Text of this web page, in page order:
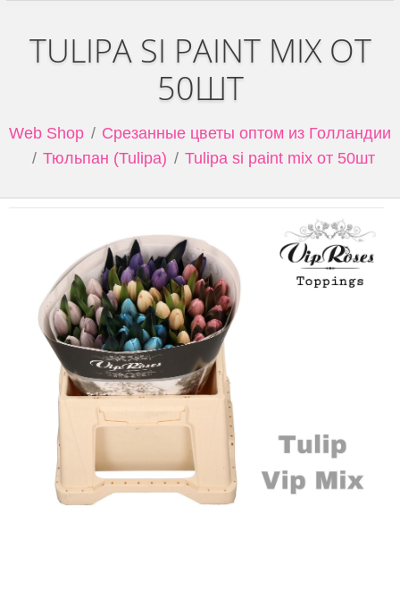
TULIPA SI PAINT MIX ОТ
50ШТ
Web Shop
Срезанные цветы оптом из Голландии
Тюльпан (Tulipa)
Tulipa si paint mix от 50шт